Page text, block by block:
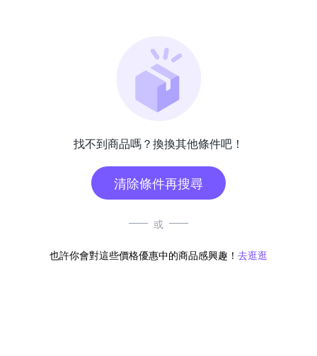
找不到商品嗎？換換其他條件吧！
清除條件再搜尋
或
也許你會對這些價格優惠中的商品感興趣！ 去逛逛